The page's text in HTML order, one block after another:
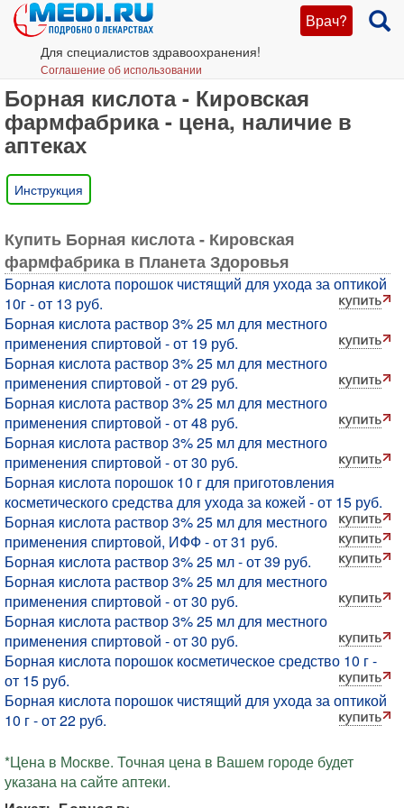
Врач?
Для специалистов здравоохранения!
Соглашение об использовании
Борная кислота - Кировская
фармфабрика - цена, наличие в
аптеках
Инструкция
Купить Борная кислота - Кировская
фармфабрика в Планета Здоровья
Борная кислота порошок чистящий для ухода за оптикой
10г - от 13 руб.
Борная кислота раствор 3% 25 мл для местного
применения спиртовой - от 19 руб.
Борная кислота раствор 3% 25 мл для местного
применения спиртовой - от 29 руб.
Борная кислота раствор 3% 25 мл для местного
применения спиртовой - от 48 руб.
Борная кислота раствор 3% 25 мл для местного
применения спиртовой - от 30 руб.
Борная кислота порошок 10 г для приготовления
косметического средства для ухода за кожей - от 15 руб.
Борная кислота раствор 3% 25 мл для местного
применения спиртовой, ИФФ - от 31 руб.
Борная кислота раствор 3% 25 мл - от 39 руб.
Борная кислота раствор 3% 25 мл для местного
применения спиртовой - от 30 руб.
Борная кислота раствор 3% 25 мл для местного
применения спиртовой - от 30 руб.
Борная кислота порошок косметическое средство 10 г -
от 15 руб.
Борная кислота порошок чистящий для ухода за оптикой
10 г - от 22 руб.
*Цена в Москве. Точная цена в Вашем городе будет
указана на сайте аптеки.